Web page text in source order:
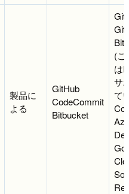
製品に
よる
GitHub
CodeCommit
Bitbucket
(こ
は
サ
て